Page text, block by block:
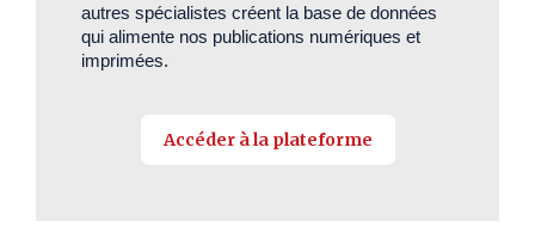
autres spécialistes créent la base de données
qui alimente nos publications numériques et
imprimées.
Accéder à la plateforme